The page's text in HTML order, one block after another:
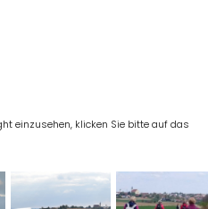
einzusehen, klicken Sie bitte auf das